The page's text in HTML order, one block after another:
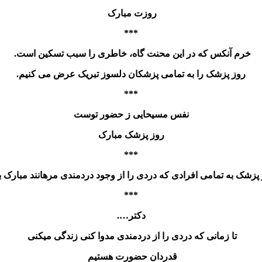
روزت مبارک
***
خرم آنکس که در این محنت گاه، خاطری را سبب تسکین است.
روز پزشک را به تمامی پزشکان دلسوز تبریک عرض می کنیم.
***
نفس مسیحایی ز حضور توست
روز پزشک مبارک
***
پزشک به تمامی افرادی که دردی را از وجود دردمندی مرهانند مبارک
***
دکتر….
تا زمانی که دردی را از دردمندی مدوا کنی زندگی میکنی
قدردان حضورت هستیم